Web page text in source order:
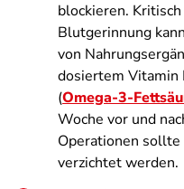
blockieren.
Blutgerinnung
von
dosiertem Vitamin
(Omega-3-
Woche vor und
Operationen sollte
verzichtet werden.